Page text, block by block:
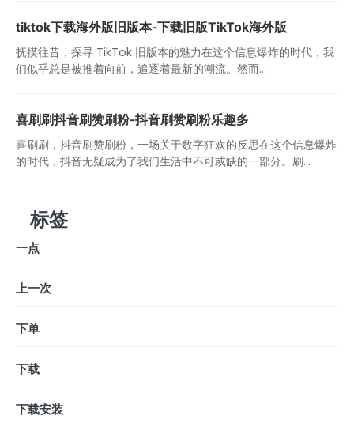
tiktok下载海外版旧版本-下载旧版TikTok海外版
抚摸往昔，探寻 TikTok 旧版本的魅力在这个信息爆炸的时代，我
们似乎总是被推着向前，追逐着最新的潮流。然而...
喜刷刷抖音刷赞刷粉-抖音刷赞刷粉乐趣多
喜刷刷，抖音刷赞刷粉，一场关于数字狂欢的反思在这个信息爆炸
的时代，抖音无疑成为了我们生活中不可或缺的一部分。刷...
标签
一点
上一次
下单
下载
下载安装